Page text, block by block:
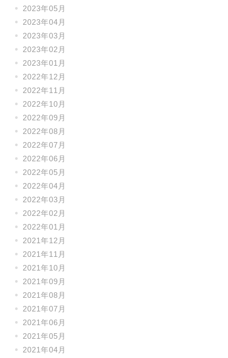
2023年05月
2023年04月
2023年03月
2023年02月
2023年01月
2022年12月
2022年11月
2022年10月
2022年09月
2022年08月
2022年07月
2022年06月
2022年05月
2022年04月
2022年03月
2022年02月
2022年01月
2021年12月
2021年11月
2021年10月
2021年09月
2021年08月
2021年07月
2021年06月
2021年05月
2021年04月